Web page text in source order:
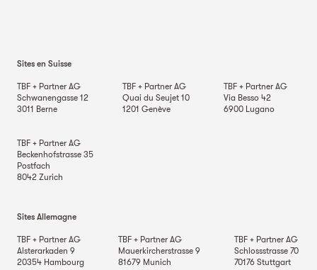
Sites en Suisse
TBF + Partner AG
Schwanengasse 12
3011 Berne
TBF + Partner AG
Quai du Seujet 10
1201 Genève
TBF + Partner AG
Via Besso 42
6900 Lugano
TBF + Partner AG
Beckenhofstrasse 35
Postfach
8042 Zurich
Sites Allemagne
TBF + Partner AG
Alsterarkaden 9
20354 Hambourg
TBF + Partner AG
Mauerkircherstrasse 9
81679 Munich
TBF + Partner AG
Schlossstrasse 70
70176 Stuttgart